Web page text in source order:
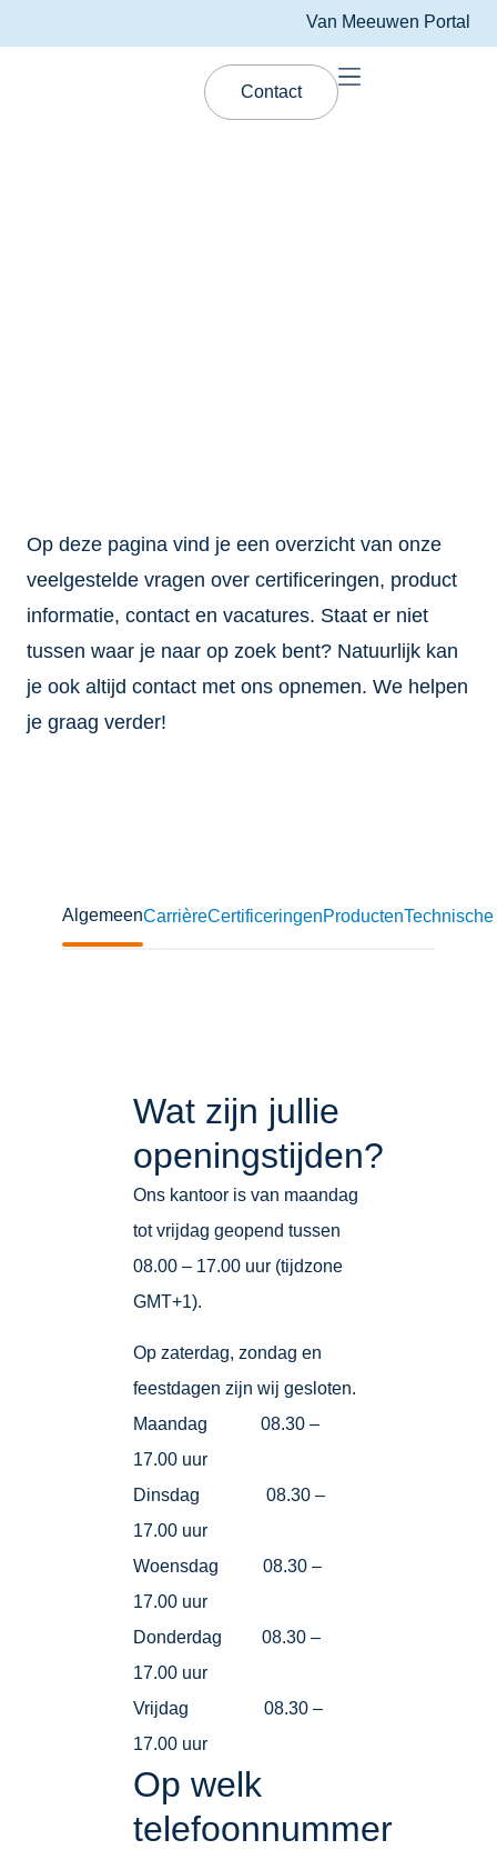
Van Meeuwen Portal
Contact
Op deze pagina vind je een overzicht van onze
veelgestelde vragen over certificeringen, product
informatie, contact en vacatures. Staat er niet
tussen waar je naar op zoek bent? Natuurlijk kan
je ook altijd contact met ons opnemen. We helpen
je graag verder!
AlgemeenCarrièreCertificeringenProducten
Wat zijn jullie
openingstijden?
Ons kantoor is van maandag
tot vrijdag geopend tussen
08.00 – 17.00 uur (tijdzone
GMT+1).
Op zaterdag, zondag en
feestdagen zijn wij gesloten.
Maandag 08.30 –
17.00 uur
Dinsdag 08.30 –
17.00 uur
Woensdag 08.30 –
17.00 uur
Donderdag 08.30 –
17.00 uur
Vrijdag 08.30 –
17.00 uur
Op welk
telefoonnummer